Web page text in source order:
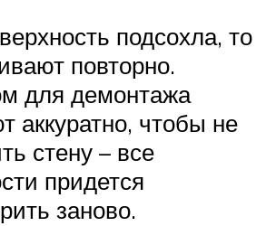
подсохла, то
повторно.
для демонтажа
аккуратно, чтобы не
стену – все
придется
заново.